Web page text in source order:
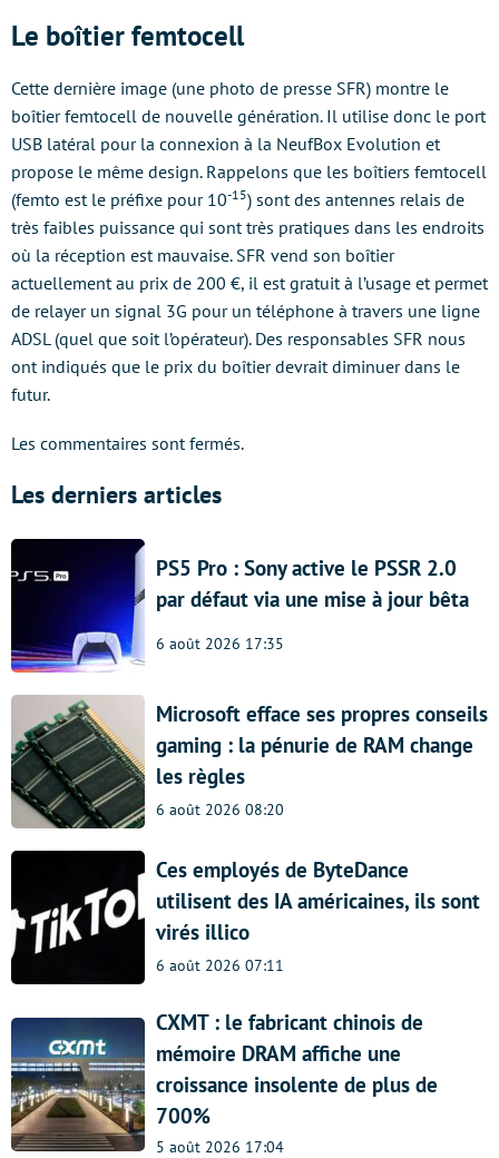
Le boîtier femtocell
Cette dernière image (une photo de presse SFR) montre le
boîtier femtocell de nouvelle génération. Il utilise donc le port
USB latéral pour la connexion à la NeufBox Evolution et
propose le même design. Rappelons que les boîtiers femtocell
(femto est le préfixe pour 10-15) sont des antennes relais de
très faibles puissance qui sont très pratiques dans les endroits
où la réception est mauvaise. SFR vend son boîtier
actuellement au prix de 200 €, il est gratuit à l’usage et permet
de relayer un signal 3G pour un téléphone à travers une ligne
ADSL (quel que soit l’opérateur). Des responsables SFR nous
ont indiqués que le prix du boîtier devrait diminuer dans le
futur.
Les commentaires sont fermés.
Les derniers articles
PS5 Pro : Sony active le PSSR 2.0
par défaut via une mise à jour bêta
6 août 2026 17:35
Microsoft efface ses propres conseils
gaming : la pénurie de RAM change
les règles
6 août 2026 08:20
Ces employés de ByteDance
utilisent des IA américaines, ils sont
virés illico
6 août 2026 07:11
CXMT : le fabricant chinois de
mémoire DRAM affiche une
croissance insolente de plus de
700%
5 août 2026 17:04